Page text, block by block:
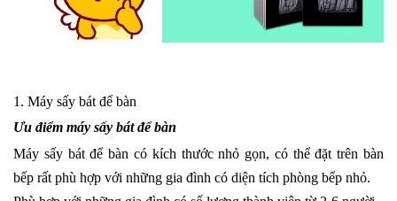
1. Máy sấy bát để bàn
Ưu điểm máy sấy bát để bàn
Máy sấy bátđể bàn có kích thước nhỏ gọn, có thể đặt trên bàn
bếp rất phù hợp với những gia đình có diện tích phòng bếp nhỏ.